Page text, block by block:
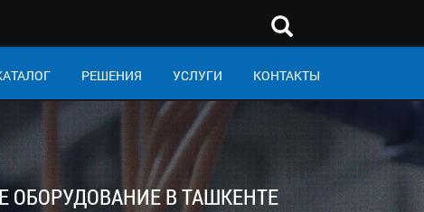
РЕШЕНИЯ УСЛУГИ КОНТАКТЫ
ОБОРУДОВАНИЕ В ТАШКЕНТЕ